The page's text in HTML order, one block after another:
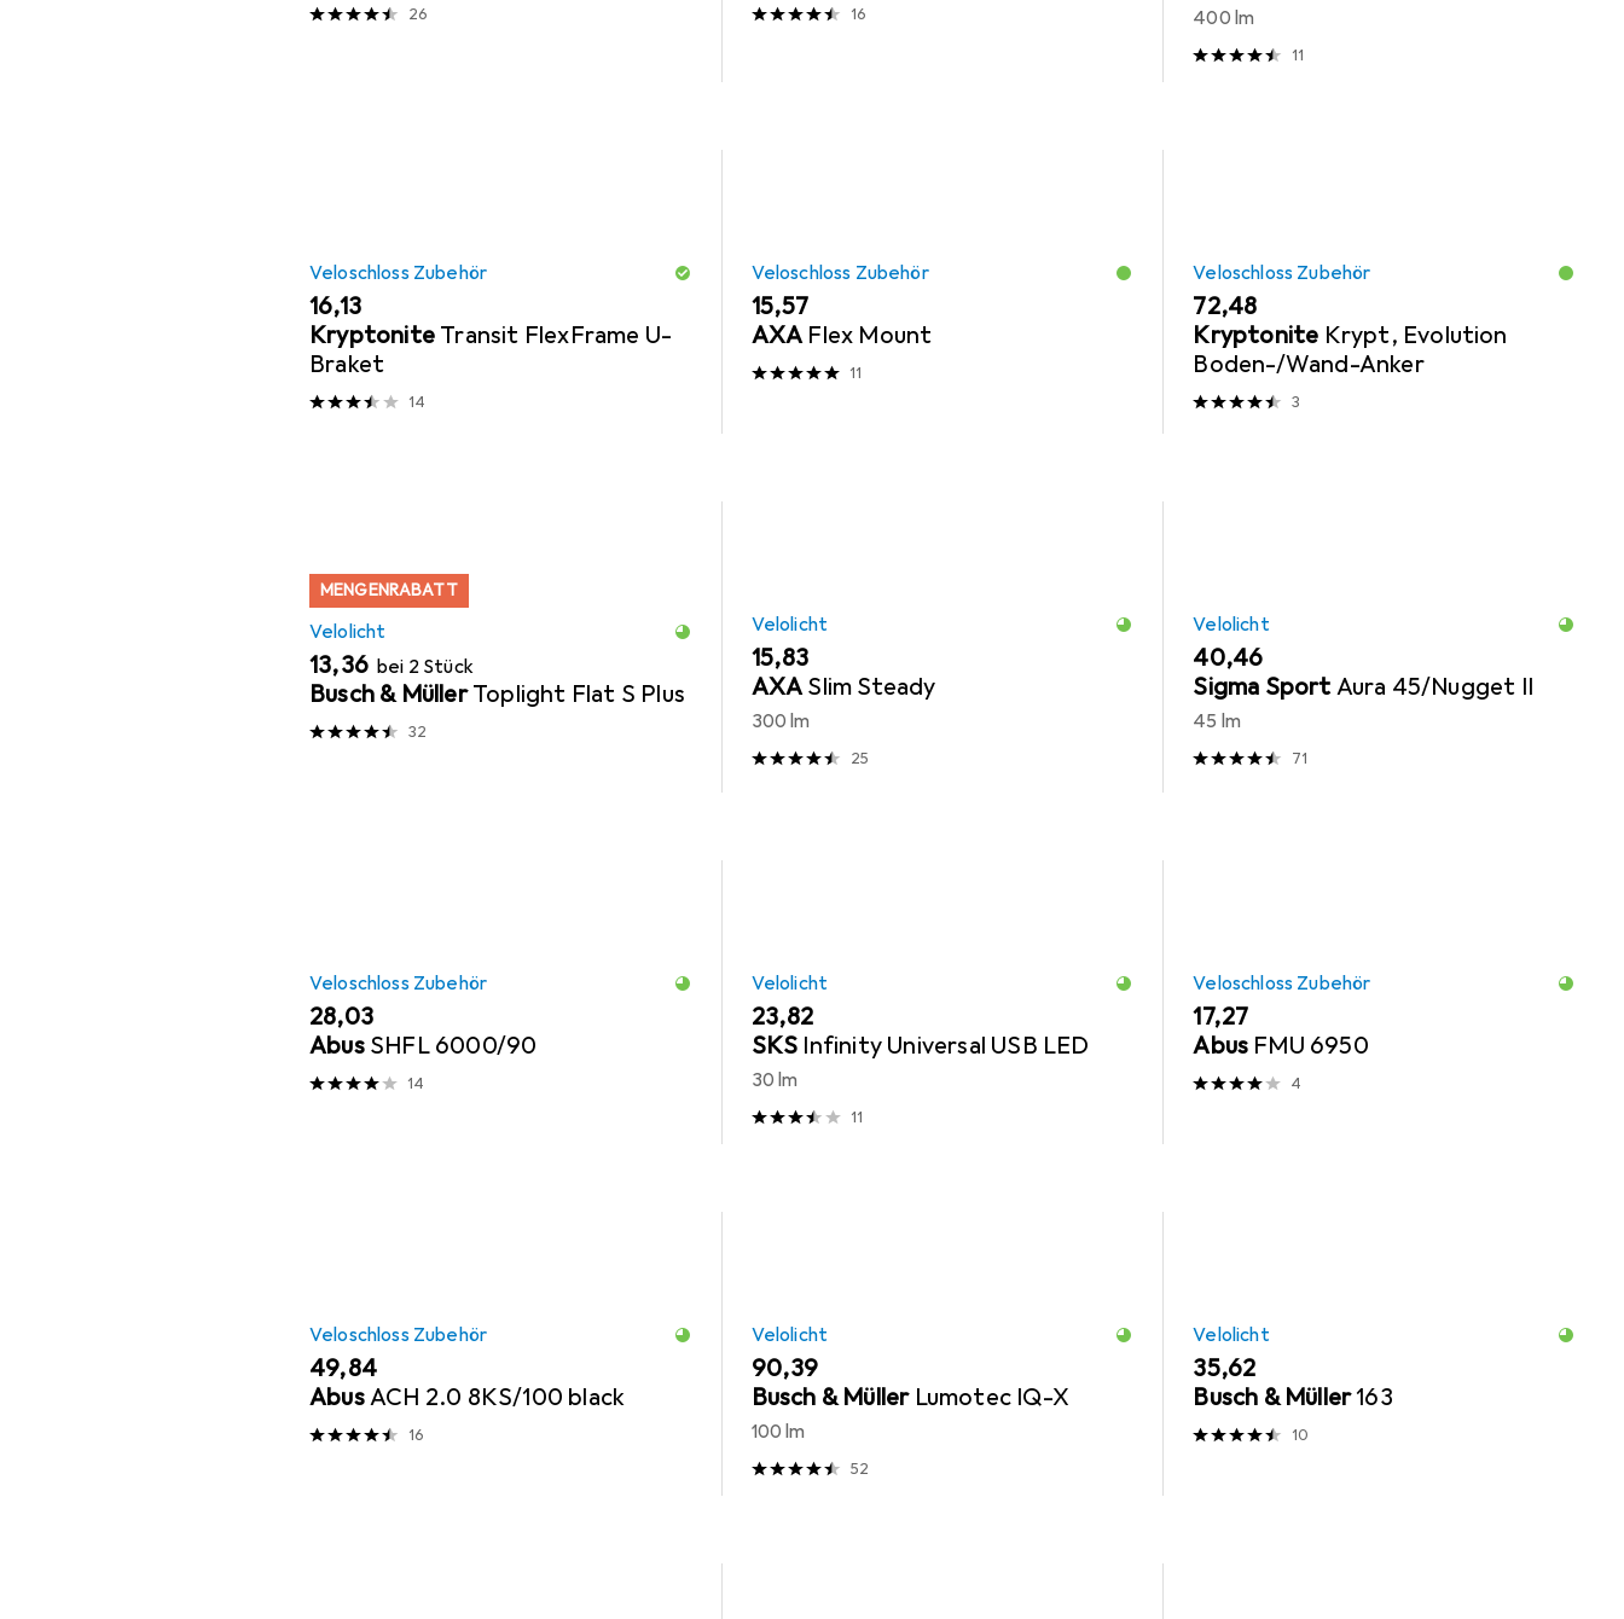
26 16 400 lm
11
Veloschloss Zubehör
EUR
16,13
Kryptonite Transit FlexFrame U-
Braket
14
Veloschloss Zubehör
EUR
15,57
AXA Flex Mount
11
Veloschloss Zubehör
EUR
72,48
Kryptonite Krypt, Evolution
Boden-/Wand-Anker
3
MENGENRABATT
Velolicht
EUR
13,36 bei 2 Stück
Busch & Müller Toplight Flat S Plus
32
Velolicht
EUR
15,83
AXASlim Steady
300 lm
25
Velolicht
EUR
40,46
Sigma SportAura 45/Nugget II
45 lm
71
Veloschloss Zubehör
EUR
28,03
Abus SHFL 6000/90
14
Velolicht
EUR
23,82
SKS Infinity Universal USB LED
30 lm
11
Veloschloss Zubehör
EUR
17,27
Abus FMU 6950
4
Veloschloss Zubehör
EUR
49,84
AbusACH 2.0 8KS/100 black
16
Velolicht
EUR
90,39
Busch & Müller Lumotec IQ-X
100 lm
52
Velolicht
EUR
35,62
Busch & Müller163
10